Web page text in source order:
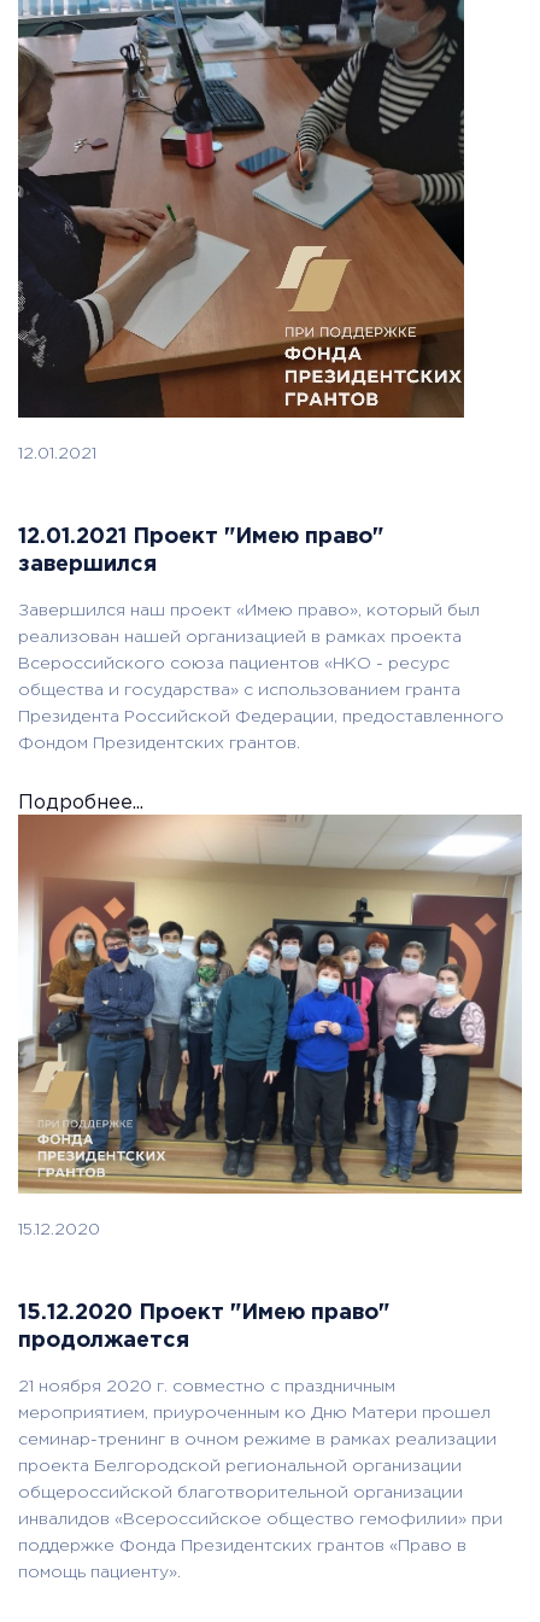
12.01.2021
12.01.2021 Проект "Имею право"
завершился
Завершился наш проект «Имею право», который был
реализован нашей организацией в рамках проекта
Всероссийского союза пациентов «НКО - ресурс
общества и государства» с использованием гранта
Президента Российской Федерации, предоставленного
Фондом Президентских грантов.
Подробнее...
15.12.2020
15.12.2020 Проект "Имею право"
продолжается
21 ноября 2020 г. совместно с праздничным
мероприятием, приуроченным ко Дню Матери прошел
семинар-тренинг в очном режиме в рамках реализации
проекта Белгородской региональной организации
общероссийской благотворительной организации
инвалидов «Всероссийское общество гемофилии» при
поддержке Фонда Президентских грантов «Право в
помощь пациенту».